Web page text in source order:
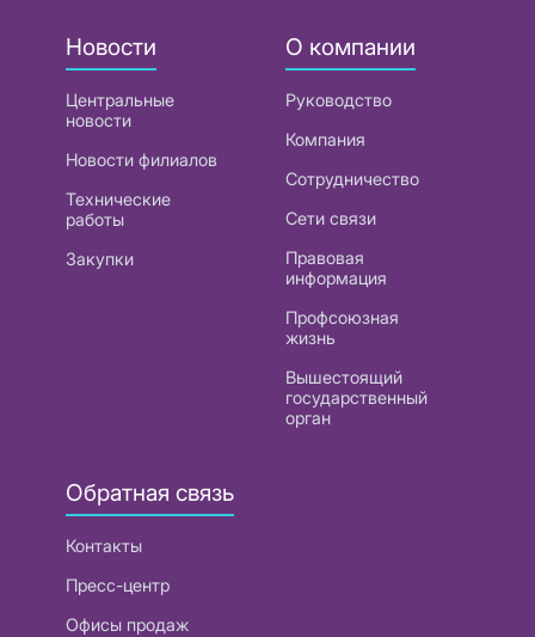
Новости
Центральные
новости
Новости филиалов
Технические
работы
Закупки
О компании
Руководство
Компания
Сотрудничество
Сети связи
Правовая
информация
Профсоюзная
жизнь
Вышестоящий
государственный
орган
Обратная связь
Контакты
Пресс-центр
Офисы продаж